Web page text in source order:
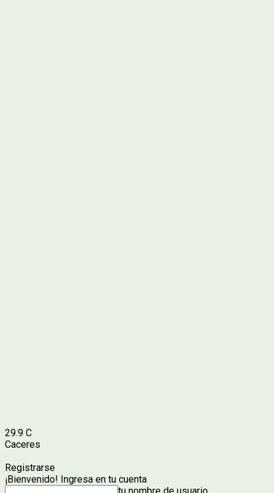
29.9 C
Caceres
Registrarse
¡Bienvenido! Ingresa en tu cuenta